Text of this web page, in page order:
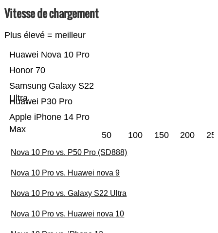
Vitesse de chargement
Plus élevé = meilleur
Apple iPhone 14 Pro
Max
Huawei P30 Pro
Samsung Galaxy S22
Ultra
Honor 70
Huawei Nova 10 Pro
50 100 150 200
Nova 10 Pro vs. P50 Pro (SD888)
Nova 10 Pro vs. Huawei nova 9
Nova 10 Pro vs. Galaxy S22 Ultra
Nova 10 Pro vs. Huawei nova 10